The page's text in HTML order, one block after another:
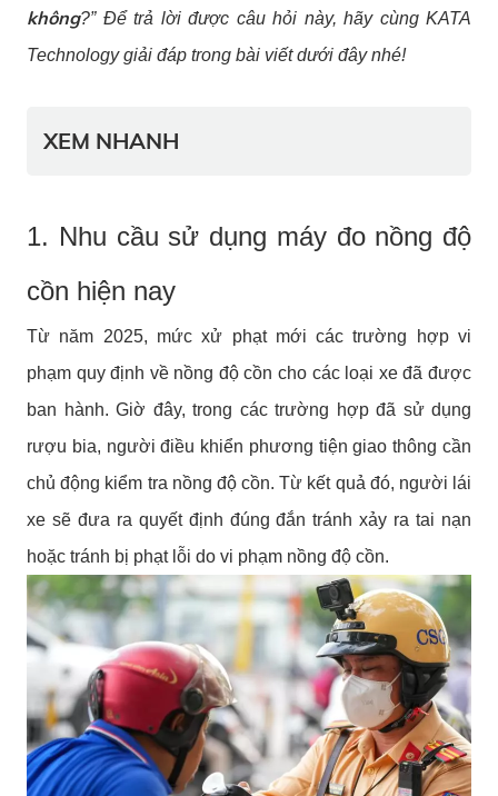
không?” Để trả lời được câu hỏi này, hãy cùng KATA
Technology giải đáp trong bài viết dưới đây nhé!
XEM NHANH
1. Nhu cầu sử dụng máy đo nồng độ
cồn hiện nay
Từ năm 2025, mức xử phạt mới các trường hợp vi
phạm quy định về nồng độ cồn cho các loại xe đã được
ban hành. Giờ đây, trong các trường hợp đã sử dụng
rượu bia, người điều khiển phương tiện giao thông cần
chủ động kiểm tra nồng độ cồn. Từ kết quả đó, người lái
xe sẽ đưa ra quyết định đúng đắn tránh xảy ra tai nạn
hoặc tránh bị phạt lỗi do vi phạm nồng độ cồn.